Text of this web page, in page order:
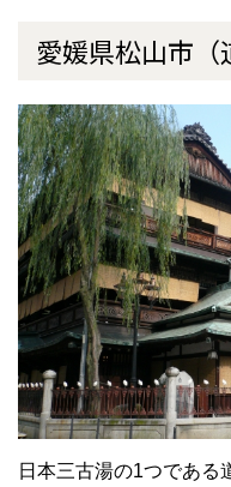
愛媛県松山市（
日本三古湯の1つである